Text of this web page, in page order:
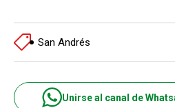
San Andrés
Unirse al canal de